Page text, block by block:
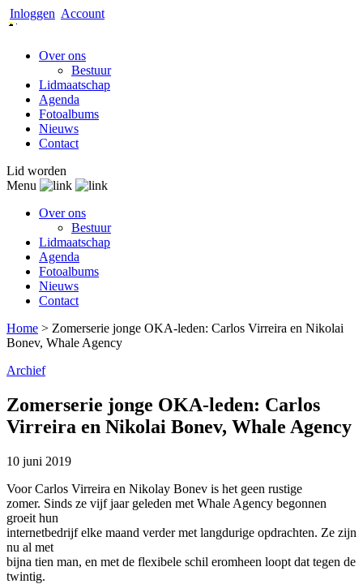
Inloggen Account
Over ons
Bestuur
Lidmaatschap
Agenda
Fotoalbums
Nieuws
Contact
Lid worden
Menu
Over ons
Bestuur
Lidmaatschap
Agenda
Fotoalbums
Nieuws
Contact
Home > Zomerserie jonge OKA-leden: Carlos Virreira en Nikolai
Bonev, Whale Agency
Archief
Zomerserie jonge OKA-leden: Carlos
Virreira en Nikolai Bonev, Whale Agency
10 juni 2019
Voor Carlos Virreira en Nikolay Bonev is het geen rustige
zomer. Sinds ze vijf jaar geleden met Whale Agency begonnen
groeit hun
internetbedrijf elke maand verder met langdurige opdrachten. Ze zijn
nu al met
bijna tien man, en met de flexibele schil eromheen loopt dat tegen de
twintig.